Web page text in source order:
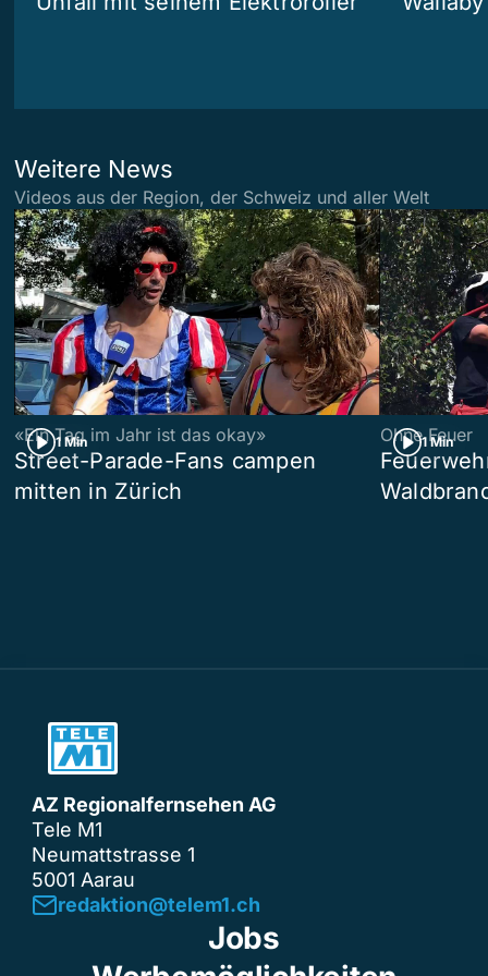
Weitere News
Videos aus der Region, der Schweiz und aller Welt
1 Min
«Ein Tag im Jahr ist das okay»
Street-Parade-Fans campen
mitten in Zürich
1 Min
Ohne Feuer
AZ Regionalfernsehen AG
Tele M1
Neumattstrasse 1
5001 Aarau
redaktion@telem1.ch
Jobs